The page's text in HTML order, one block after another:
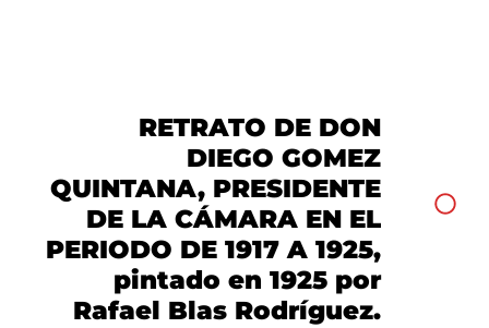
RETRATO DE DON
DIEGO GOMEZ
QUINTANA, PRESIDENTE
DE LA CÁMARA EN EL
PERIODO DE 1917 A 1925,
pintado en 1925 por
Rafael Blas Rodríguez.